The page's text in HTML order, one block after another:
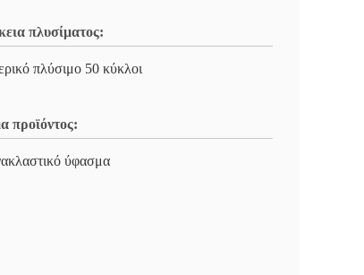
πλυσίματος:
πλύσιμο 50 κύκλοι
προϊόντος:
ύφασμα